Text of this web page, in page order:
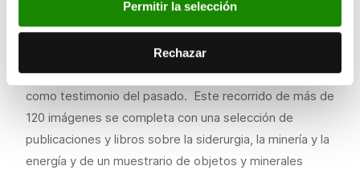
Permitir la selección
Rechazar
modificado muchas de estas industrias. Mientras
algunas se han actualizado y reinventado, como las
energías renovables o las regasificadoras, otras han
desparecido y sólo quedan en pie sus instalaciones
como testimonio del pasado. Este recorrido de más de
120 imágenes se completa con una selección de
publicaciones y libros sobre la siderurgia, la minería y la
energía y de un muestrario de objetos y minerales